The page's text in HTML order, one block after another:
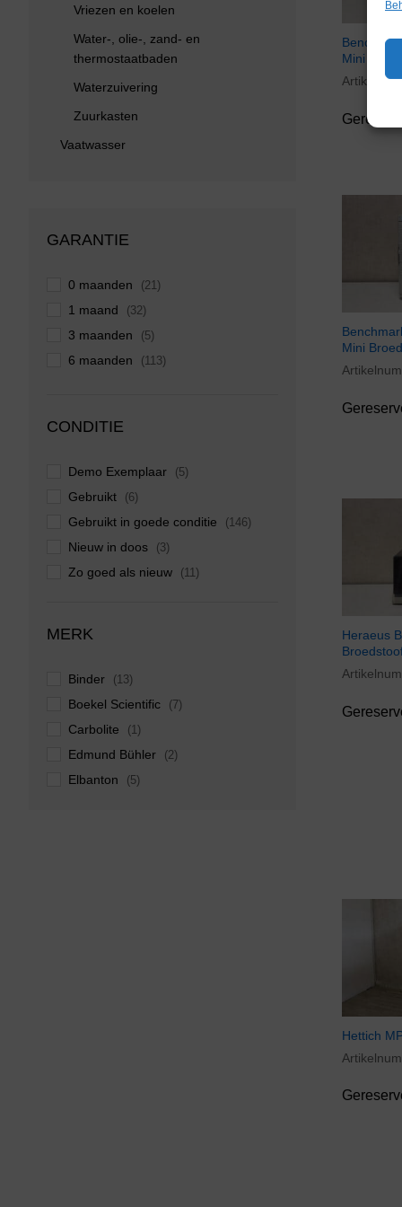
Mini
Mini
Heraeus
Hettich
Vriezen en koelen
Water-, olie-, zand- en
thermostaatbaden
Waterzuivering
Zuurkasten
Vaatwasser
GARANTIE
0 maanden (21)
1 maand (32)
3 maanden (5)
6 maanden (113)
CONDITIE
Demo Exemplaar (5)
Gebruikt (6)
Gebruikt in goede conditie (146)
Nieuw in doos (3)
Zo goed als nieuw (11)
MERK
Binder (13)
Boekel Scientific (7)
Carbolite (1)
Edmund Bühler (2)
Elbanton (5)